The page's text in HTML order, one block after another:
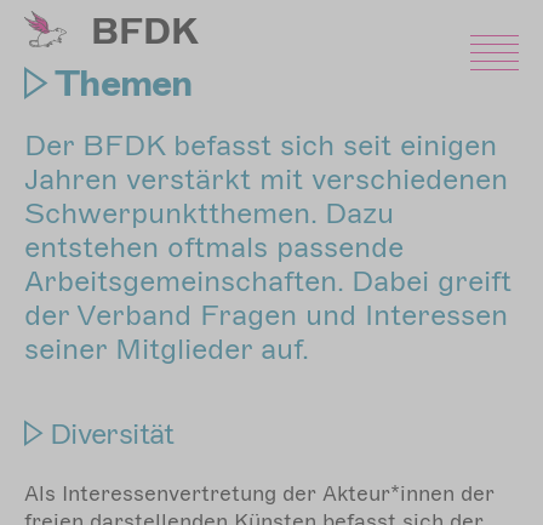
Direkt
zum
Inhalt
BFDK
Themen
Der BFDK befasst sich seit einigen
Jahren verstärkt mit verschiedenen
Schwerpunktthemen. Dazu
entstehen oftmals passende
Arbeitsgemeinschaften. Dabei greift
der Verband Fragen und Interessen
seiner Mitglieder auf.
Diversität
Als Interessenvertretung der Akteur*innen der